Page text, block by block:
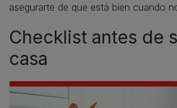
asegurarte de que está bien cuando
Checklist antes de
casa